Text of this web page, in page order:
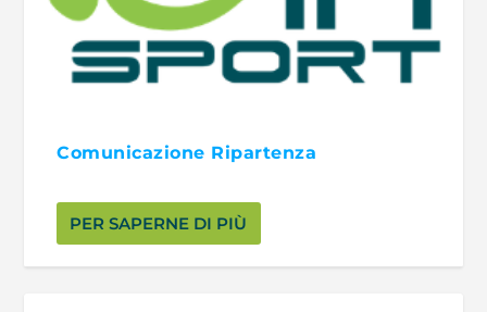
Comunicazione Ripartenza
PER SAPERNE DI PIÙ